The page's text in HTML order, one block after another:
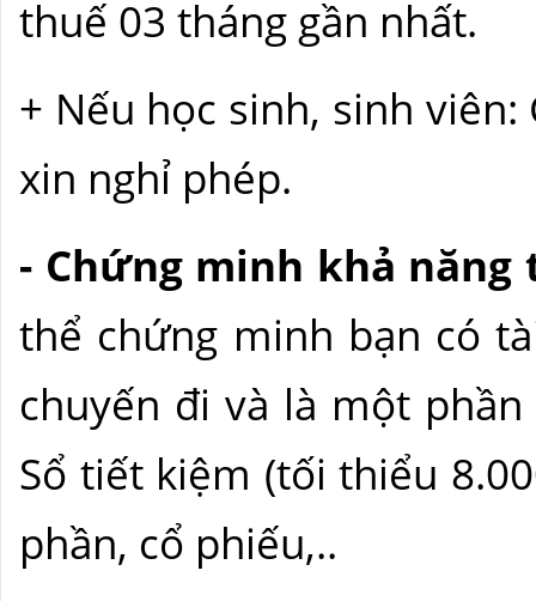
thuế 03 tháng gần nhất.
+ Nếu học sinh, sinh
xin nghỉ phép.
- Chứng minh khả năng
thể chứng minh bạn có
chuyến đi và là một
Sổ tiết kiệm (tối thiểu
phần, cổ phiếu,..